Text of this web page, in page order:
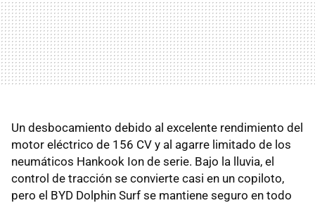
Un desbocamiento debido al excelente rendimiento del
motor eléctrico de 156 CV y al agarre limitado de los
neumáticos Hankook Ion de serie. Bajo la lluvia, el
control de tracción se convierte casi en un copiloto,
pero el BYD Dolphin Surf se mantiene seguro en todo